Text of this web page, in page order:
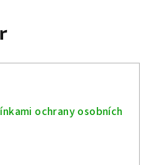
ochrany osobních